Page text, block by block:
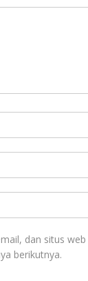
dan situs
berikutnya.